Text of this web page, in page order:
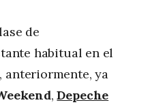
de
habitual en el
, anteriormente, ya
,Depeche